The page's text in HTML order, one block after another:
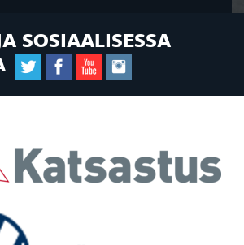
SOSIAALISESSA